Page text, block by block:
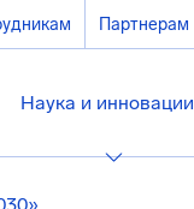
Партнерам
Наука и инновации